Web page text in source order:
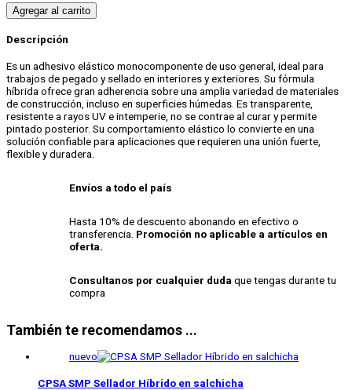
Agregar al carrito
Descripción
Es un adhesivo elástico monocomponente de uso general, ideal para
trabajos de pegado y sellado en interiores y exteriores. Su fórmula
híbrida ofrece gran adherencia sobre una amplia variedad de materiales
de construcción, incluso en superficies húmedas. Es transparente,
resistente a rayos UV e intemperie, no se contrae al curar y permite
pintado posterior. Su comportamiento elástico lo convierte en una
solución confiable para aplicaciones que requieren una unión fuerte,
flexible y duradera.
Envíos a todo el país
Hasta 10% de descuento abonando en efectivo o
transferencia. Promoción no aplicable a artículos en
oferta.
Consultanos por cualquier duda que tengas durante tu
compra
También te recomendamos ...
nuevo
CPSA SMP Sellador Híbrido en salchicha